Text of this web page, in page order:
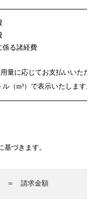
係る諸経費
量に応じてお支払いいただ
（m³）で表示いたします。
づきます。
＝ 請求金額